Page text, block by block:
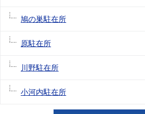
鳩の巣駐在所
原駐在所
川野駐在所
小河内駐在所